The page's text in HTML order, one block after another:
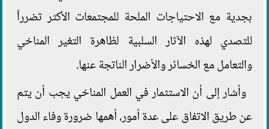
بجدية مع الاحتياجات الملحة للمجتمعات الأكثر تضرراً
للتصدي لهذه الآثار السلبية لظاهرة التغير المناخي
والتعامل مع الخسائر والأضرار الناتجة عنها.
وأشار إلى أن الاستثمار في العمل المناخي يجب أن يتم
عن طريق الاتفاق على عدة أمور، أهمها ضرورة وفاء الدول